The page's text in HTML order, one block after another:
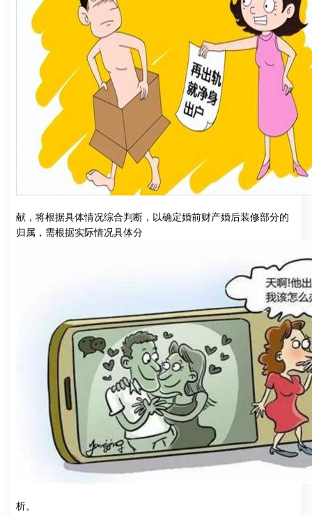
献，将根据具体情况综合判断，以确定婚前财产婚后装修部分的
归属，需根据实际情况具体分
析。